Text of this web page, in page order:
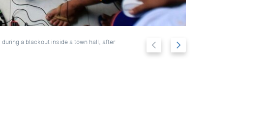
a blackout inside a town hall, after
Previous
slide
Next
slide